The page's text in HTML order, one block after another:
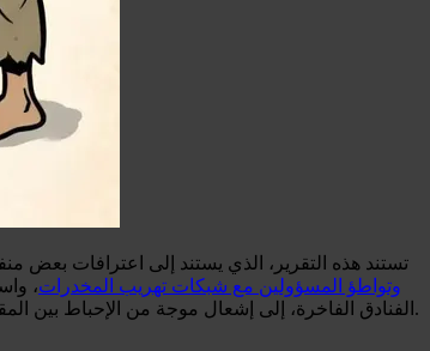
تستند هذه التقرير، الذي يستند إلى اعترافات بعض
وتواطؤ المسؤولين مع شبكات تهريب المخدرات،
الفنادق الفاخرة، إلى إشعال موجة من الإحباط بين المقاتلين العاديين. يشعر هؤلاء الأفراد بالتخلي عنهم في مستنقع من الإدمان ومشاكل الصحة النفسية، بينما تظل قيادتهم غارقة في امتيازات السلطة والثروات.